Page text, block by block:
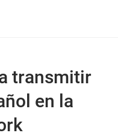
transmitir
en la